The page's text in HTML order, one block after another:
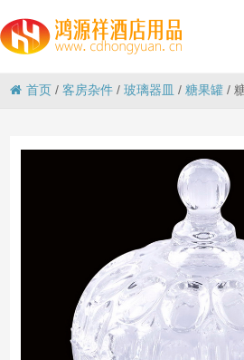
首页 /客房杂件 /玻璃器皿 /糖果罐 /